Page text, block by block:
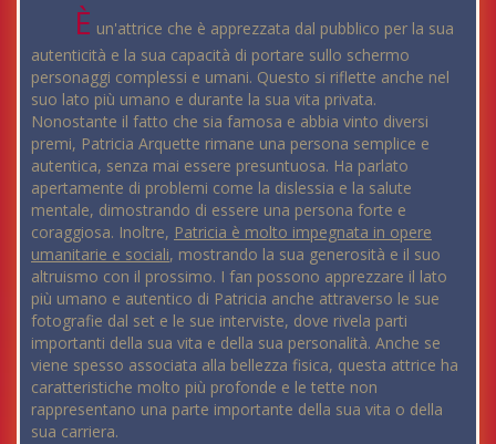
È un'attrice che è apprezzata dal pubblico per la sua
autenticità e la sua capacità di portare sullo schermo
personaggi complessi e umani. Questo si riflette anche nel
suo lato più umano e durante la sua vita privata.
Nonostante il fatto che sia famosa e abbia vinto diversi
premi, Patricia Arquette rimane una persona semplice e
autentica, senza mai essere presuntuosa. Ha parlato
apertamente di problemi come la dislessia e la salute
mentale, dimostrando di essere una persona forte e
coraggiosa. Inoltre, Patricia è molto impegnata in opere
umanitarie e sociali, mostrando la sua generosità e il suo
altruismo con il prossimo. I fan possono apprezzare il lato
più umano e autentico di Patricia anche attraverso le sue
fotografie dal set e le sue interviste, dove rivela parti
importanti della sua vita e della sua personalità. Anche se
viene spesso associata alla bellezza fisica, questa attrice ha
caratteristiche molto più profonde e le tette non
rappresentano una parte importante della sua vita o della
sua carriera.